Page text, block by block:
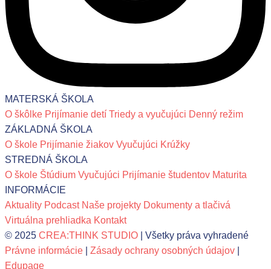
MATERSKÁ ŠKOLA
O škôlke Prijímanie detí Triedy a vyučujúci Denný režim
ZÁKLADNÁ ŠKOLA
O škole Prijímanie žiakov Vyučujúci Krúžky
STREDNÁ ŠKOLA
O škole Štúdium Vyučujúci Prijímanie študentov Maturita
INFORMÁCIE
Aktuality Podcast Naše projekty Dokumenty a tlačivá
Virtuálna prehliadka Kontakt
© 2025 CREA:THINK STUDIO | Všetky práva vyhradené
Právne informácie
Zásady ochrany osobných údajov
Edupage